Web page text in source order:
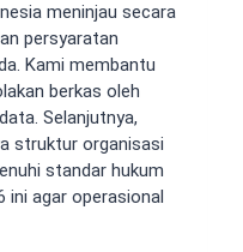
meninjau secara
persyaratan
Kami membantu
berkas oleh
Selanjutnya,
struktur organisasi
standar hukum
ini agar operasional